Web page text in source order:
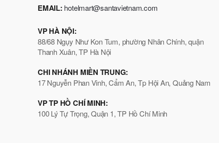
EMAIL: hotelmart@santavietnam.com
VP HÀ NỘI:
88/68 Ngụy Như Kon Tum, phường Nhân Chính, quận
Thanh Xuân, TP Hà Nội
CHI NHÁNH MIỀN TRUNG:
17 Nguyễn Phan Vinh, Cẩm An, Tp Hội An, Quảng Nam
VP TP HỒ CHÍ MINH:
100 Lý Tự Trọng, Quận 1, TP Hồ Chí Minh